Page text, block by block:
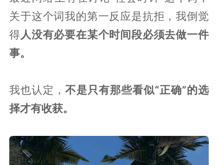
关于这个词我的第一反应是抗拒，我倒觉
得人没有必要在某个时间段必须去做一件
事。
我也认定，不是只有那些看似“正确”的选
择才有收获。